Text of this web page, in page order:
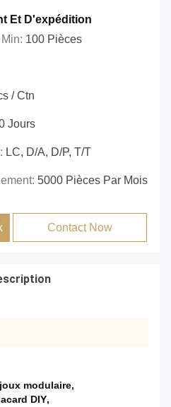
Et D'expédition
100 Pièces
/ Ctn
Jours
LC, D/A, D/P, T/T
5000 Pièces Par Mois
Contact Now
modulaire,
DIY,